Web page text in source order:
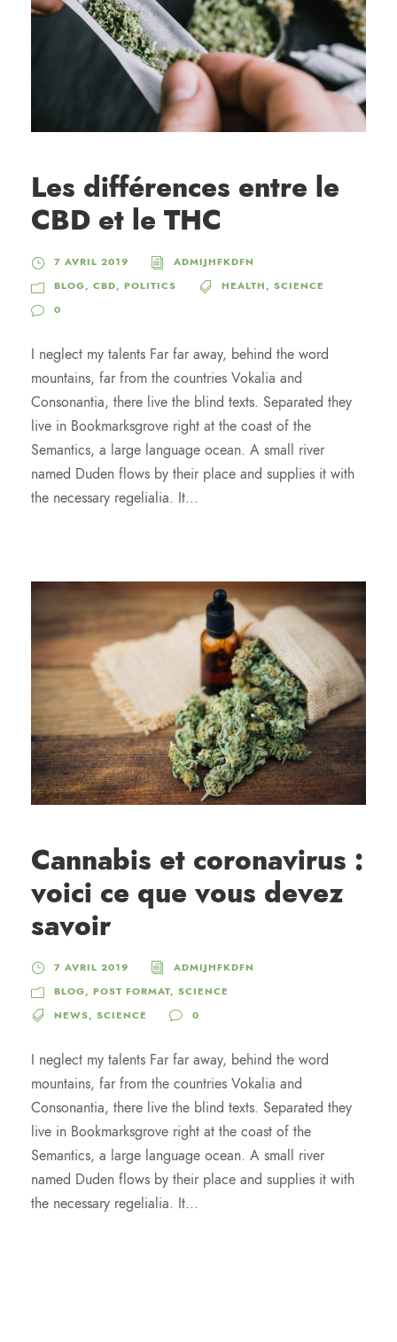
Les différences entre le
CBD et le THC
7 AVRIL 2019
ADMIJHFKDFN
BLOG, CBD, POLITICS HEALTH, SCIENCE
0
I neglect my talents Far far away, behind the word
mountains, far from the countries Vokalia and
Consonantia, there live the blind texts. Separated they
live in Bookmarksgrove right at the coast of the
Semantics, a large language ocean. A small river
named Duden flows by their place and supplies it with
the necessary regelialia. It...
Cannabis et coronavirus :
voici ce que vous devez
savoir
7 AVRIL 2019
ADMIJHFKDFN
BLOG, POST FORMAT, SCIENCE
NEWS, SCIENCE 0
I neglect my talents Far far away, behind the word
mountains, far from the countries Vokalia and
Consonantia, there live the blind texts. Separated they
live in Bookmarksgrove right at the coast of the
Semantics, a large language ocean. A small river
named Duden flows by their place and supplies it with
the necessary regelialia. It...